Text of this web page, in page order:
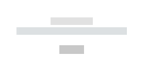
------------
----------- ----------- --------